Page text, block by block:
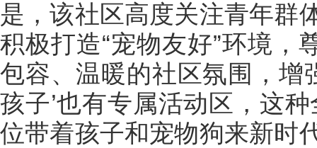
是，该社区高度关注青年群
积极打造“宠物友好”环境，
包容、温暖的社区氛围，增
孩子’也有专属活动区，这
位带着孩子和宠物狗来新时